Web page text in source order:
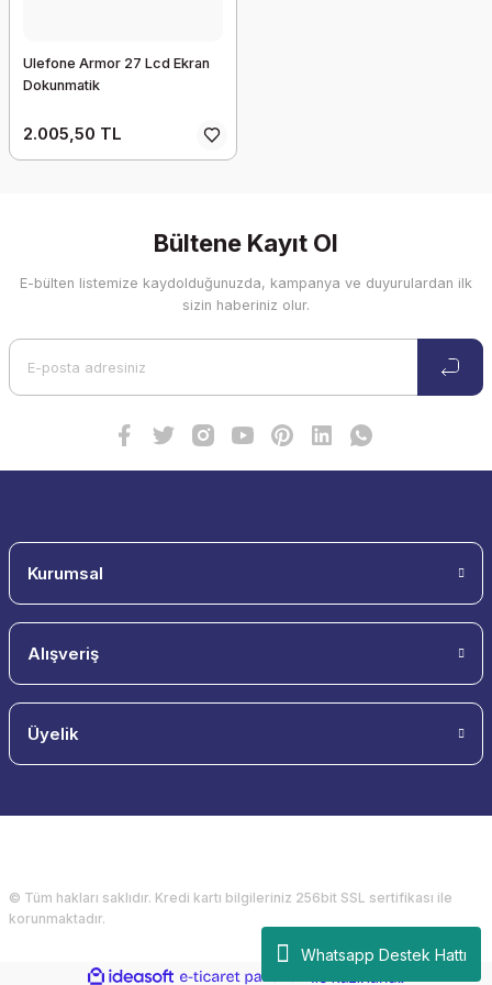
Whatsapp Destek Hattı
Ulefone Armor 27 Lcd Ekran
Dokunmatik
2.005,50 TL
Bültene Kayıt Ol
E-bülten listemize kaydolduğunuzda, kampanya ve duyurulardan ilk
sizin haberiniz olur.
Kurumsal
Alışveriş
Üyelik
© Tüm hakları saklıdır. Kredi kartı bilgileriniz 256bit SSL sertifikası ile
korunmaktadır.
ideasoft